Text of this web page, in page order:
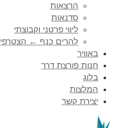
הרצאות
סדנאות
ליווי פרטני וקבוצתי
להרים כנף ← הצטרפי
באוויר
חנות פורצת דרך
בלוג
המלצות
יצירת קשר